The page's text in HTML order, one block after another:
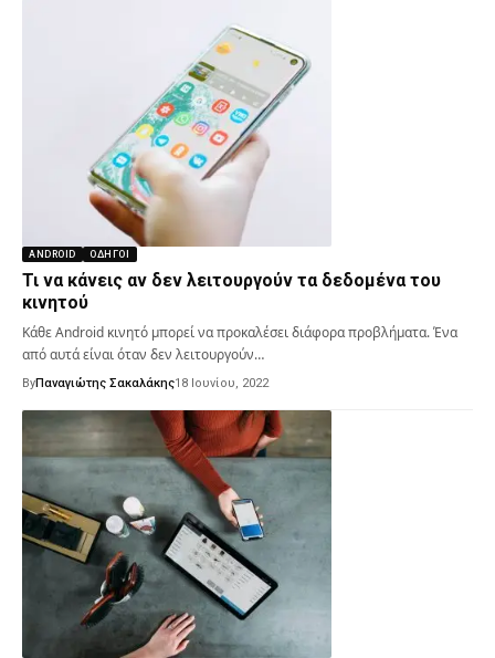
ANDROID ΟΔΗΓΟΊ
Τι να κάνεις αν δεν λειτουργούν τα δεδομένα του
κινητού
Κάθε Android κινητό μπορεί να προκαλέσει διάφορα προβλήματα. Ένα
από αυτά είναι όταν δεν λειτουργούν…
ByΠαναγιώτης Σακαλάκης18 Ιουνίου, 2022